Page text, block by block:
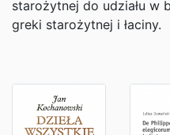
starożytnej do udziału w
greki starożytnej i łaciny.